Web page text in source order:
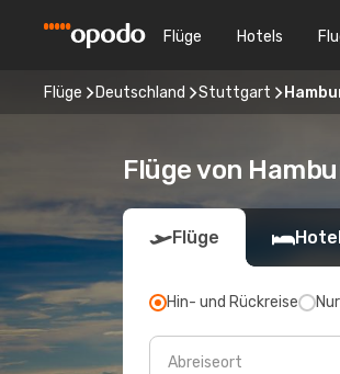
Flüge Hotels
Flüge Deutschland Stuttgart
Flüge von
Flüge
Hin- und Rückreise
Abreiseort